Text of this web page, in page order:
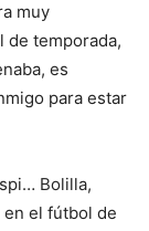
muy
de temporada,
es
para estar
Bolilla,
el fútbol de